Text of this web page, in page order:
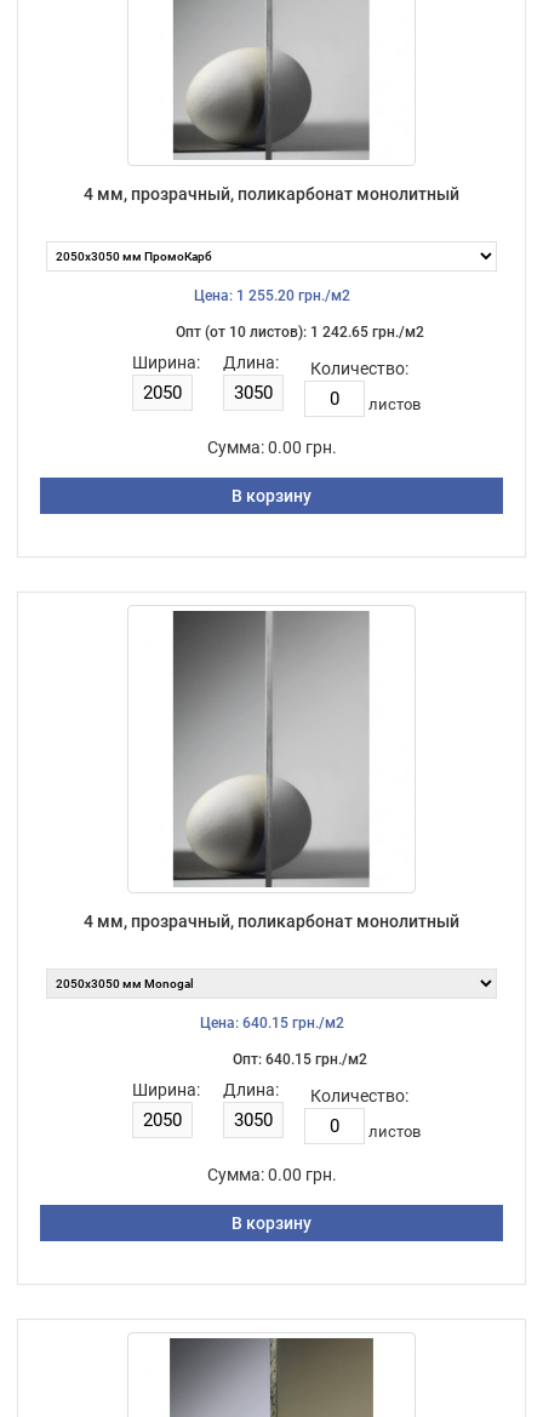
4 мм, прозрачный, поликарбонат монолитный
Цена: 1 255.20 грн./м2
Опт (от 10 листов): 1 242.65 грн./м2
Ширина: Длина: Количество:
листов
Сумма: 0.00 грн.
В корзину
4 мм, прозрачный, поликарбонат монолитный
Цена: 640.15 грн./м2
Опт: 640.15 грн./м2
Ширина: Длина: Количество:
листов
Сумма: 0.00 грн.
В корзину